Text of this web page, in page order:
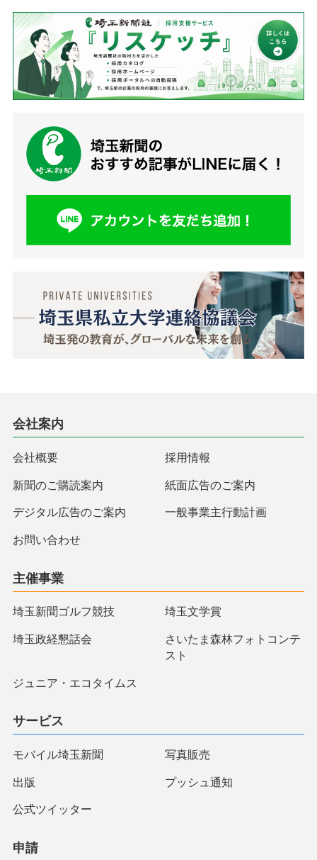
会社案内
会社概要 採用情報
新聞のご購読案内 紙面広告のご案内
デジタル広告のご案内 一般事業主行動計画
お問い合わせ
主催事業
埼玉新聞ゴルフ競技 埼玉文学賞
埼玉政経懇話会
さいたま森林フォトコンテ
スト
ジュニア・エコタイムス
サービス
モバイル埼玉新聞 写真販売
出版 プッシュ通知
公式ツイッター
申請